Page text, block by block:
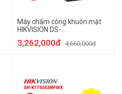
Máy chấm công khuôn mặt
HIKVISION DS-
3,262,000đ 4,660,000đ